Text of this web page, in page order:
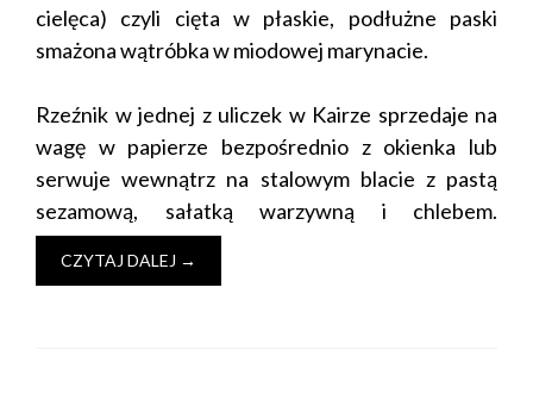
cielęca) czyli cięta w płaskie, podłużne paski
smażona wątróbka w miodowej marynacie.
Rzeźnik w jednej z uliczek w Kairze sprzedaje na
wagę w papierze bezpośrednio z okienka lub
serwuje wewnątrz na stalowym blacie z pastą
sezamową, sałatką warzywną i chlebem.
CZYTAJ DALEJ →